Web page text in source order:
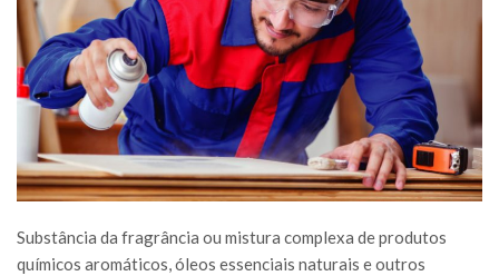
Substância da fragrância ou mistura complexa de produtos
químicos aromáticos, óleos essenciais naturais e outros